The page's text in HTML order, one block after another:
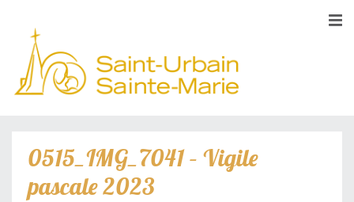
0515_IMG_7041 – Vigile
pascale 2023